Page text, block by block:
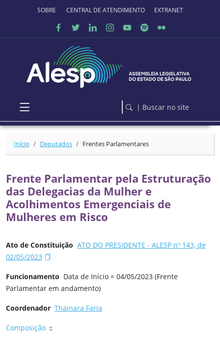
Ir para o conteúdo principal
SOBRE O PORTALCENTRAL DE ATENDIMENTO EXTRANET
| Buscar no site
Início Deputados Frentes Parlamentares
Frente Parlamentar pela Estruturação
das Delegacias da Mulher e
Acolhimentos Emergenciais de
Mulheres em Risco
Ato de Constituição ATO DO PRESIDENTE - ALESP nº 143, de
02/05/2023
Funcionamento Data de Início = 04/05/2023 (Frente
Parlamentar em andamento)
Coordenador Thainara Faria
Composição